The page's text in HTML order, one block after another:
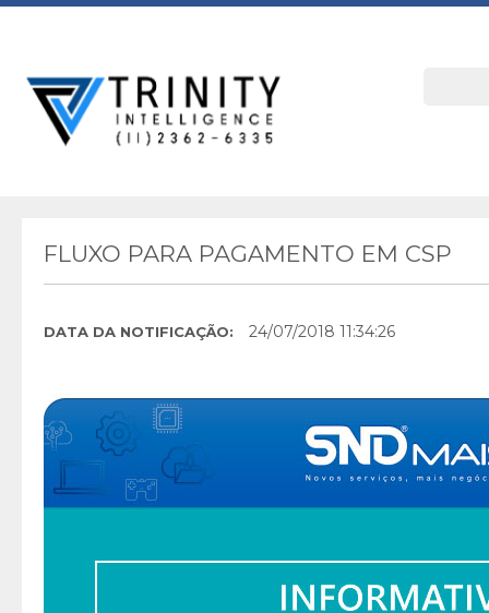
FLUXO PARA PAGAMENTO EM CSP
DATA DA NOTIFICAÇÃO: 24/07/2018 11:34:26